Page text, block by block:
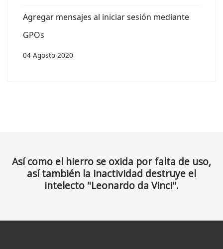
Agregar mensajes al iniciar sesión mediante
GPOs
04 Agosto 2020
Así como el hierro se oxida por falta de uso,
así también la inactividad destruye el
intelecto "Leonardo da Vinci".